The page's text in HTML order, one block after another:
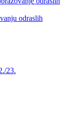
odraslih
23.